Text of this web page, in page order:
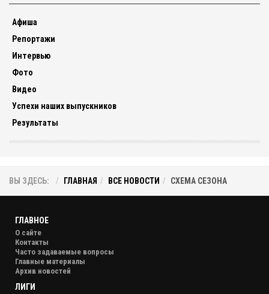
Афиша
Репортажи
Интервью
Фото
Видео
Успехи наших выпускников
Результаты
ВЫ ЗДЕСЬ: ГЛАВНАЯ ВСЕ НОВОСТИ СХЕМА СЕЗОНА
ГЛАВНОЕ
О сайте
Контакты
Часто задаваемые вопросы
Главные материалы
Архив новостей
ЛИГИ